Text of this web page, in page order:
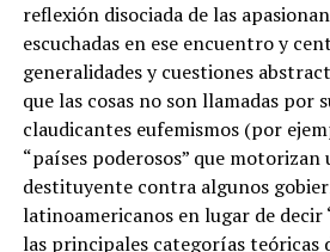
reflexión disociada de las
escuchadas en ese encuentro y
generalidades y cuestiones
que las cosas no son llamadas por
claudicantes eufemismos (por
“países poderosos” que motorizan
destituyente contra algunos
latinoamericanos en lugar de decir
las principales categorías teóricas